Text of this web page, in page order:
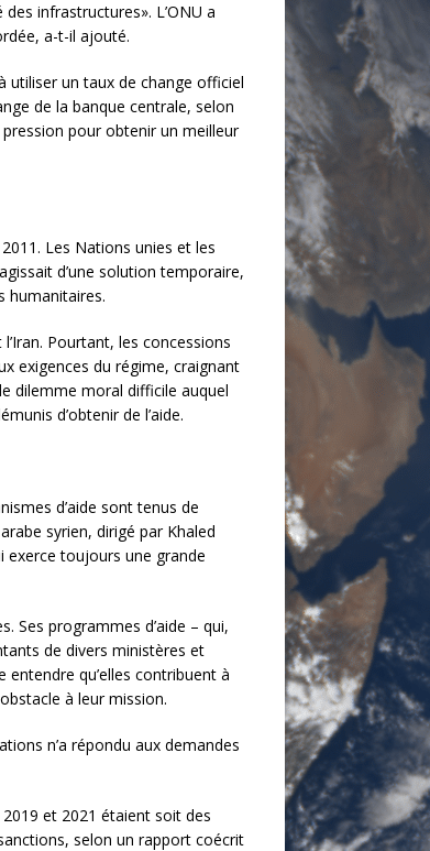
infrastructures». L’ONU a
a-t-il ajouté.
utiliser un taux de change officiel
de la banque centrale, selon
pour obtenir un meilleur
Les Nations unies et les
d’une solution temporaire,
humanitaires.
Pourtant, les concessions
exigences du régime, craignant
dilemme moral difficile auquel
d’obtenir de l’aide.
d’aide sont tenus de
syrien, dirigé par Khaled
exerce toujours une grande
Ses programmes d’aide – qui,
de divers ministères et
entendre qu’elles contribuent à
à leur mission.
n’a répondu aux demandes
et 2021 étaient soit des
selon un rapport coécrit